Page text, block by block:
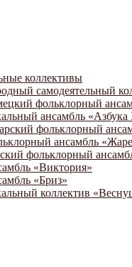
коллективы
самодеятельный
фольклорный
ансамбль «Азбука
фольклорный
ансамбль
фольклорный
«Виктория»
«Бриз»
коллектив